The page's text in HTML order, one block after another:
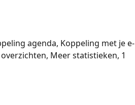
agenda, Koppeling met je e-
Meer statistieken, 1